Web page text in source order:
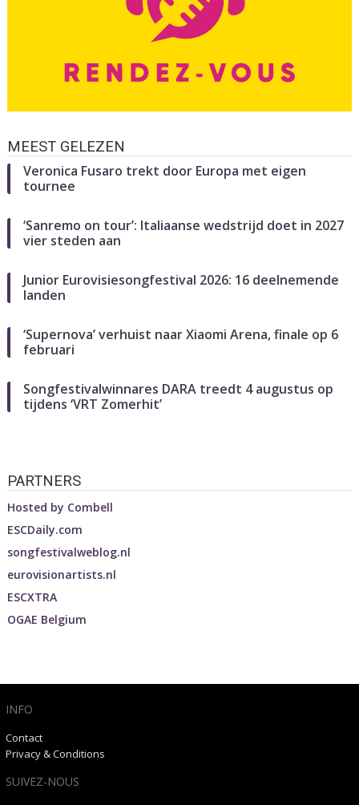
MEEST GELEZEN
Veronica Fusaro trekt door Europa met eigen
tournee
‘Sanremo on tour’: Italiaanse wedstrijd doet in 2027
vier steden aan
Junior Eurovisiesongfestival 2026: 16 deelnemende
landen
‘Supernova’ verhuist naar Xiaomi Arena, finale op 6
februari
Songfestivalwinnares DARA treedt 4 augustus op
tijdens ‘VRT Zomerhit’
PARTNERS
Hosted by Combell
ESCDaily.com
songfestivalweblog.nl
eurovisionartists.nl
ESCXTRA
OGAE Belgium
INFO
Contact
Privacy & Conditions
SUIVEZ-NOUS